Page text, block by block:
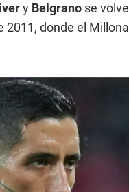
y Belgrano se
donde el